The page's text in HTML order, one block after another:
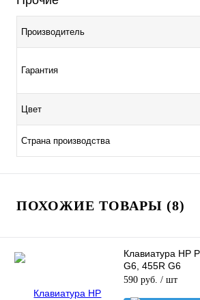
Производитель
Гарантия
Цвет
Страна производства
ПОХОЖИЕ ТОВАРЫ (8)
Клавиатура HP
G6, 455R G6
590 руб. / шт